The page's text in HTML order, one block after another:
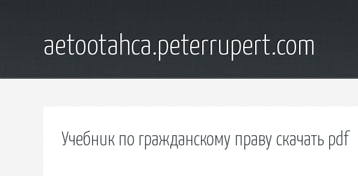
aetootahca.peterrupert.com
Учебник по гражданскому праву скачать pdf